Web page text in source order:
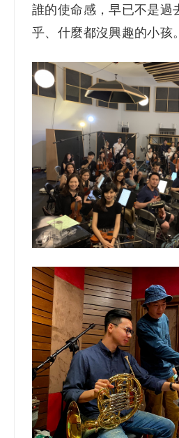
誰的使命感，早已不是過
乎、什麼都沒興趣的小孩。